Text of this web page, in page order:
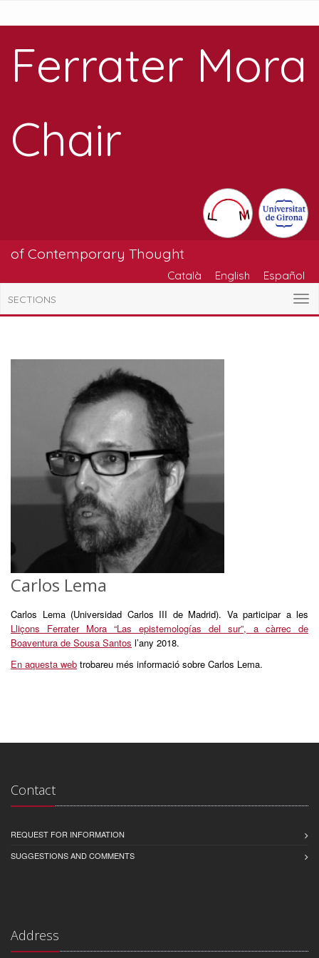
Ferrater Mora
Chair
of Contemporary Thought
Català English Español
SECTIONS
Carlos Lema
Carlos Lema (Universidad Carlos III de Madrid). Va participar a les
Lliçons Ferrater Mora “Las epistemologías del sur”, a càrrec de
Boaventura de Sousa Santos l’any 2018.
En aquesta web trobareu més informació sobre Carlos Lema.
Contact
REQUEST FOR INFORMATION
SUGGESTIONS AND COMMENTS
Address